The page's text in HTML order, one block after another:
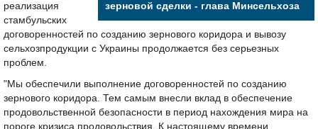
зерновой сделки - глава Минсельхоза
реализация
стамбульских
договоренностей по созданию зернового коридора и вывозу
сельхозпродукции с Украины продолжается без серьезных
проблем.
"Мы обеспечили выполнение договоренностей по созданию
зернового коридора. Тем самым внесли вклад в обеспечение
продовольственной безопасности в период нахождения мира на
пороге кризиса продовольствия. К настоящему времени